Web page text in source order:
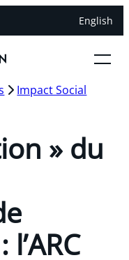
English
Impact Social
» du